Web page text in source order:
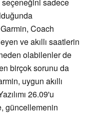
Coach
ve akıllı saatlerin
olabilenler de
birçok sorunu da
uygun akıllı
26.09'u
güncellemenin